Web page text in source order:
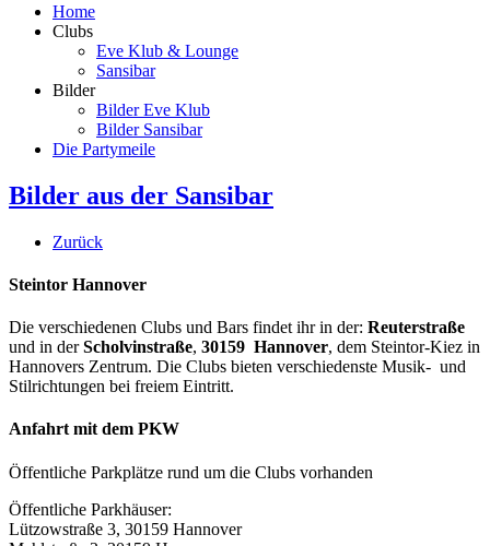
Home
Clubs
Eve Klub & Lounge
Sansibar
Bilder
Bilder Eve Klub
Bilder Sansibar
Die Partymeile
Bilder aus der Sansibar
Zurück
Steintor Hannover
Die verschiedenen Clubs und Bars findet ihr in der: Reuterstraße
und in derScholvinstraße, 30159 Hannover, dem Steintor-Kiez in
Hannovers Zentrum. Die Clubs bieten verschiedenste Musik- und
Stilrichtungen bei freiem Eintritt.
Anfahrt mit dem PKW
Öffentliche Parkplätze rund um die Clubs vorhanden
Öffentliche Parkhäuser:
Lützowstraße 3, 30159 Hannover